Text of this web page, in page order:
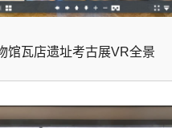
馆瓦店遗址考古展VR全景